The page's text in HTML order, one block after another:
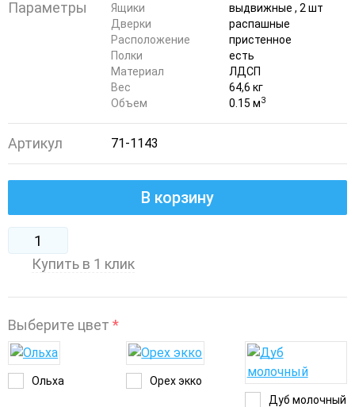
Параметры Ящики
выдвижные , 2 шт
Дверки
распашные
Расположение
пристенное
Полки
есть
Материал
ЛДСП
Вес
64,6 кг
Объем
0.15 м3
Артикул 71-1143
В корзину
Купить в 1 клик
Выберите цвет *
Ольха
Орех экко
Дуб молочный